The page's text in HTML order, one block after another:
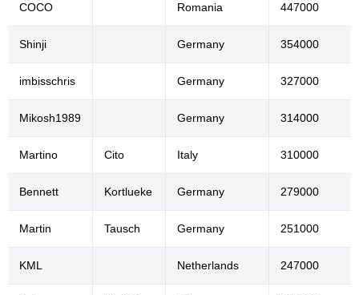
COCO Romania 447000
Shinji Germany 354000
imbisschris Germany 327000
Mikosh1989 Germany 314000
Martino Cito Italy 310000
Bennett Kortlueke Germany 279000
Martin Tausch Germany 251000
KML Netherlands 247000